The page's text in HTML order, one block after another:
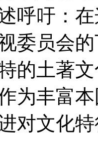
呼吁：
委员会
的土著
为丰富
对文化